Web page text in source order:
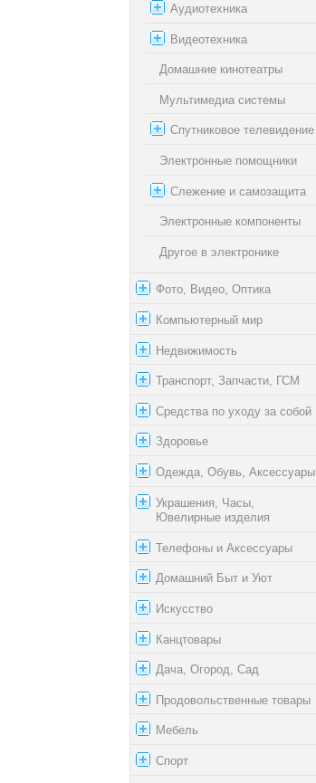
Аудиотехника
Видеотехника
Домашние кинотеатры
Мультимедиа системы
Спутниковое телевидение
Электронные помощники
Слежение и самозащита
Электронные компоненты
Другое в электронике
Фото, Видео, Оптика
Компьютерный мир
Недвижимость
Транспорт, Запчасти, ГСМ
Средства по уходу за собой
Здоровье
Одежда, Обувь, Аксессуары
Украшения, Часы,
Ювелирные изделия
Телефоны и Аксессуары
Домашний Быт и Уют
Искусство
Канцтовары
Дача, Огород, Сад
Продовольственные товары
Мебель
Спорт